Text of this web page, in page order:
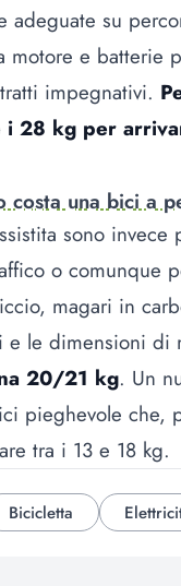
adeguate su
motore e
impegnativi.
28 kg per
costa una bici a
sono
o comunque
magari in
e le dimensioni di
20/21 kg. Un
pieghevole che,
tra i 13 e 18 kg.
Bicicletta